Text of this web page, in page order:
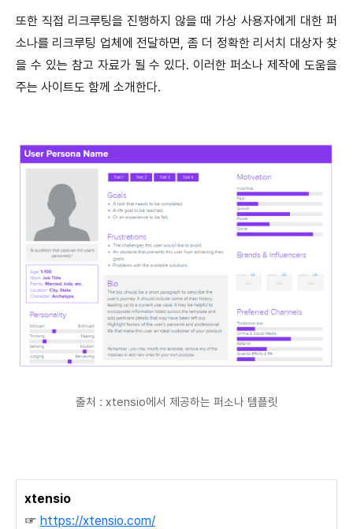
또한 직접 리크루팅을 진행하지 않을 때 가상 사용자에게 대한 퍼
소나를 리크루팅 업체에 전달하면, 좀 더 정확한 리서치 대상자 찾
을 수 있는 참고 자료가 될 수 있다. 이러한 퍼소나 제작에 도움을
주는 사이트도 함께 소개한다.
출처 : xtensio에서 제공하는 퍼소나 템플릿
xtensio
☞ https://xtensio.com/